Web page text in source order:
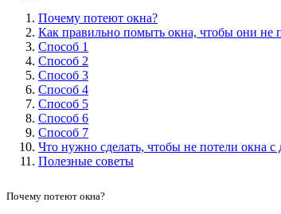
Почему потеют окна?
Как правильно помыть окна, чтобы они не
Способ 1
Способ 2
Способ 3
Способ 4
Способ 5
Способ 6
Способ 7
Что нужно сделать, чтобы не потели окна
Полезные советы
Почему потеют окна?